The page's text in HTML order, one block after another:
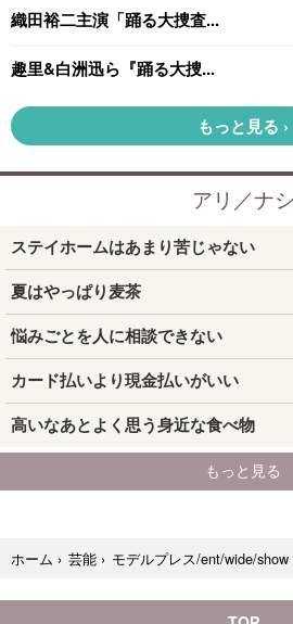
ホーム › 芸能 › モデルプレス/ent/wide/show